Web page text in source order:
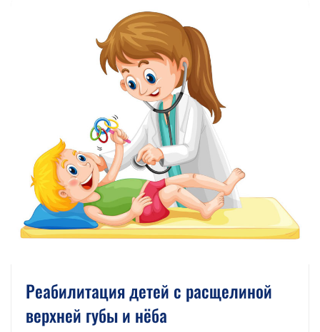
Реабилитация детей с расщелиной
верхней губы и нёба